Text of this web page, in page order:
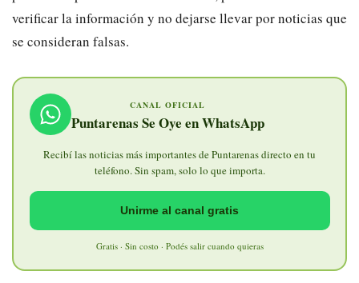
verificar la información y no dejarse llevar por noticias que
se consideran falsas.
CANAL OFICIAL
Puntarenas Se Oye en WhatsApp
Recibí las noticias más importantes de Puntarenas directo en tu
teléfono. Sin spam, solo lo que importa.
Unirme al canal gratis
Gratis · Sin costo · Podés salir cuando quieras